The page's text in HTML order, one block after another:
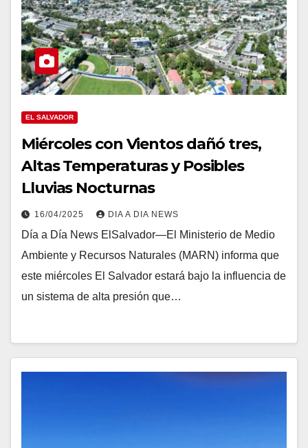
EL SALVADOR
Miércoles con Vientos dañó tres,
Altas Temperaturas y Posibles
Lluvias Nocturnas
16/04/2025 DIA A DIA NEWS
Día a Día News ElSalvador—El Ministerio de Medio
Ambiente y Recursos Naturales (MARN) informa que
este miércoles El Salvador estará bajo la influencia de
un sistema de alta presión que…